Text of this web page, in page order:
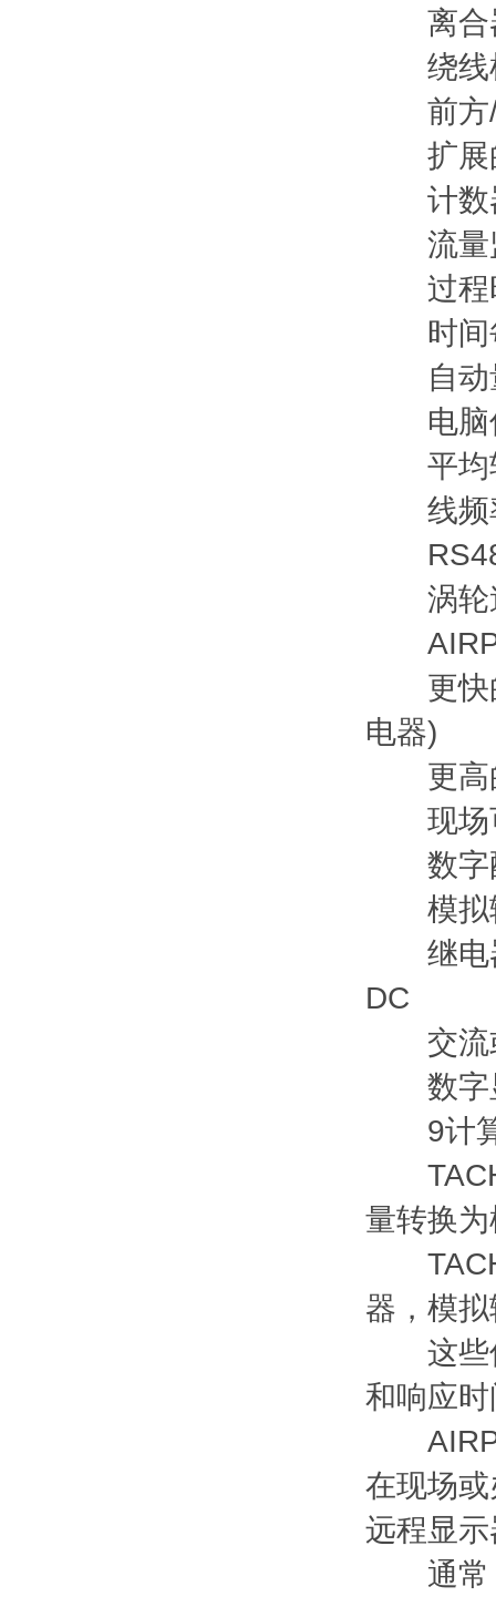
离合
绕线
前方/
扩展
计数
流量
过程
时间
自动
电脑
平均
线频率
涡轮
更快的
电器)
更高的
现场可
数字
模拟输
继电器
DC
交流或
数字显
9计算
量转换
器，模
这些仪
和响应
在现场
远程显
通常，